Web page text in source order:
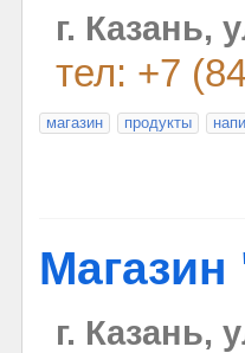
г. Казань,
тел: +7
магазин продукты
Магазин
г. Казань,